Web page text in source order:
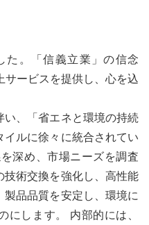
た。「信義立業」の信念
ービスを提供し、心を込
、「省エネと環境の持続
ルに徐々に統合されてい
深め、市場ニーズを調査
技術交換を強化し、高性能
品品質を安定し、環境に
します。 内部的には、